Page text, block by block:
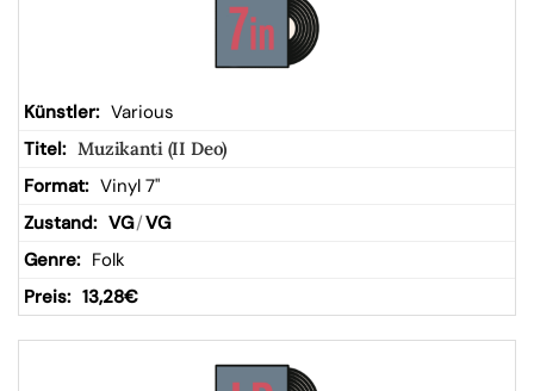
Various
Muzikanti (II Deo)
Vinyl 7"
VG/VG
Folk
13,28€